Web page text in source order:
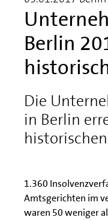
Berlin
Die
in Berlin
1.360
Amtsgerichten im
waren 50 weniger